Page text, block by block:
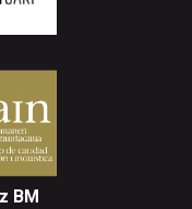
BM